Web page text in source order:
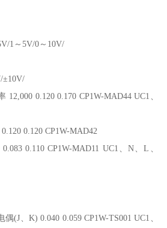
1～5V/0～10V/
±10V/
12,000 0.120 0.170 CP1W-MAD44 UC1、
0.120 CP1W-MAD42
0.110 CP1W-MAD11 UC1、N、L、
(J、K) 0.040 0.059 CP1W-TS001 UC1、